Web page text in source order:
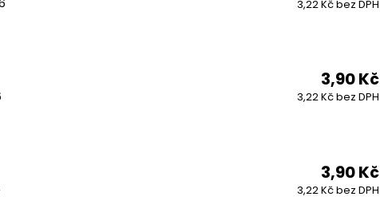
3,22 Kč bez DPH
3,90 Kč
3,22 Kč bez DPH
3,90 Kč
3,22 Kč bez DPH